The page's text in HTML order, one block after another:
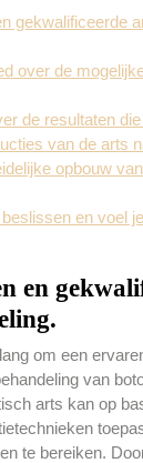
gekwalificeerde
over de
de resultaten
van de arts
opbouw
en voel
en
om een
van
arts kan op
te bereiken.